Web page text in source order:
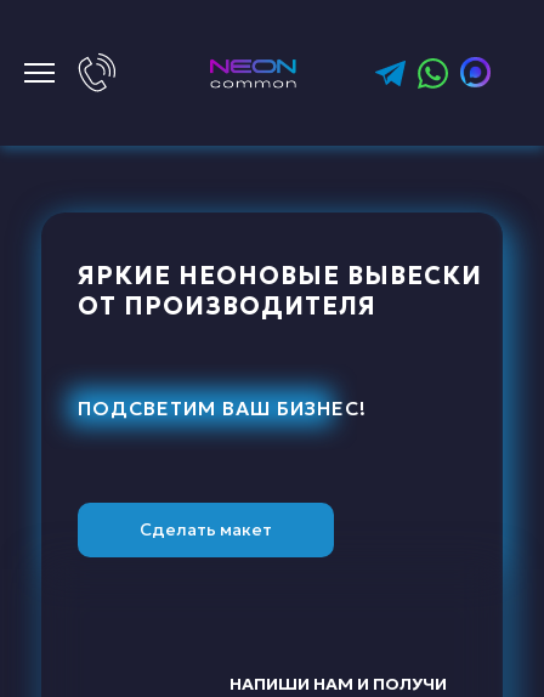
ЯРКИЕ НЕОНОВЫЕ ВЫВЕСКИ
ОТ ПРОИЗВОДИТЕЛЯ
ПОДСВЕТИМ ВАШ БИЗНЕС!
НАПИШИ НАМ И ПОЛУЧИ
Сделать макет